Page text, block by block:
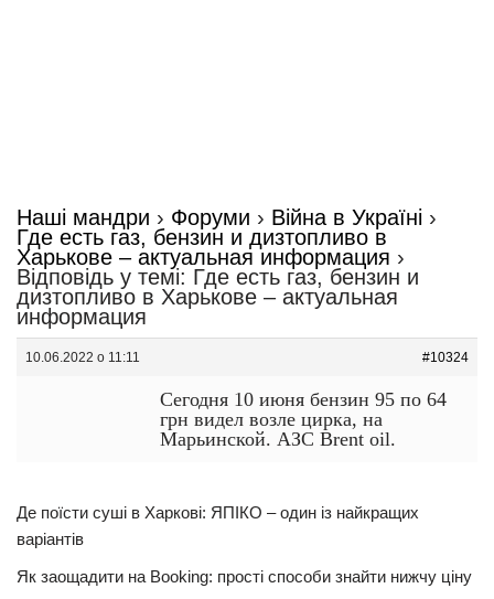
Наші мандри › Форуми › Війна в Україні ›
Где есть газ, бензин и дизтопливо в
Харькове – актуальная информация ›
Відповідь у темі: Где есть газ, бензин и
дизтопливо в Харькове – актуальная
информация
10.06.2022 о 11:11 #10324
Сегодня 10 июня бензин 95 по 64
грн видел возле цирка, на
Марьинской. АЗС Brent oil.
Де поїсти суші в Харкові: ЯПІКО – один із найкращих
варіантів
Як заощадити на Booking: прості способи знайти нижчу ціну